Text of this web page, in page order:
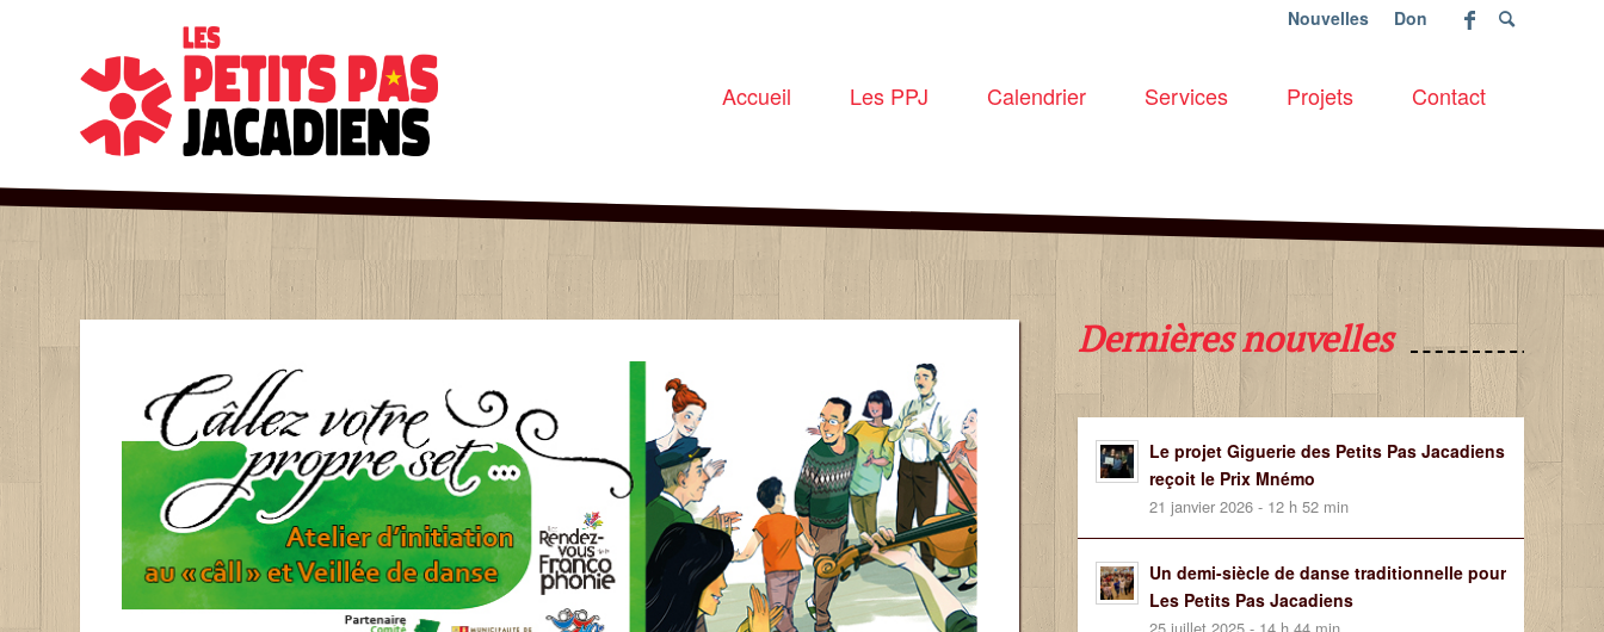
Nouvelles Don
Accueil Les PPJ Calendrier Services Projets Contact
Dernières nouvelles
Le projet Giguerie des Petits Pas Jacadiens
reçoit le Prix Mnémo
21 janvier 2026 - 12 h 52 min
Un demi-siècle de danse traditionnelle pour
Les Petits Pas Jacadiens